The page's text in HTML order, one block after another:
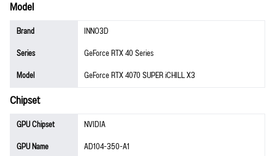
Model
Brand
INNO3D
Series
GeForce RTX 40 Series
Model
GeForce RTX 4070 SUPER iCHILL X3
Chipset
GPU Chipset
NVIDIA
GPU Name
AD104-350-A1